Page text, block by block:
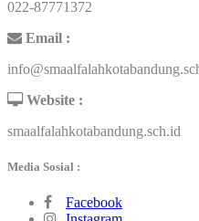
022-87771372
Email :
Website :
smaalfalahkotabandung.sch.id
Media Sosial :
Facebook